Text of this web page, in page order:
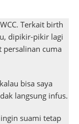
Terkait birth
dipikir-pikir lagi
persalinan cuma
bisa saya
langsung infus.
suami tetap